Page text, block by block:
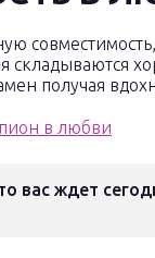
складываются
получая
вас ждет